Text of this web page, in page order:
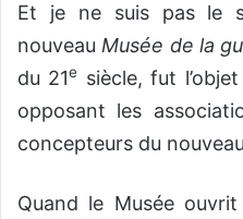
Et je ne suis pas le
nouveau Musée de la
du 21e
siècle, fut
opposant les
concepteurs du
Quand le Musée